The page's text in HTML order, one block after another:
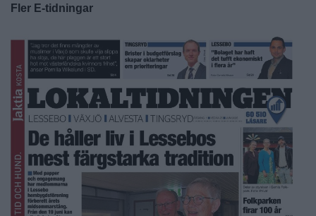
Fler E-tidningar